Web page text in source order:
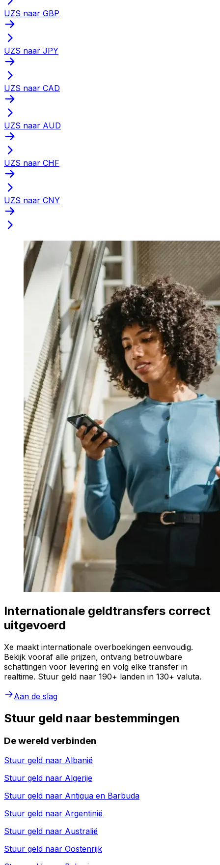
UZS naar GBP
UZS naar JPY
UZS naar CAD
UZS naar AUD
UZS naar CHF
UZS naar CNY
Internationale geldtransfers correct
uitgevoerd
Xe maakt internationale overboekingen eenvoudig.
Bekijk vooraf alle prijzen, ontvang betrouwbare
schattingen voor levering en volg elke transfer in
realtime. Stuur geld naar 190+ landen in 130+ valuta.
Aan de slag
Stuur geld naar bestemmingen
De wereld verbinden
Stuur geld naar Albanië
Stuur geld naar Algerije
Stuur geld naar Antigua en Barbuda
Stuur geld naar Argentinië
Stuur geld naar Australië
Stuur geld naar Oostenrijk